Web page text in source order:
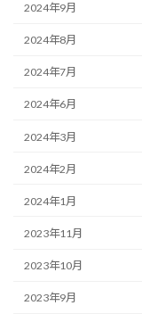
2024年9月
2024年8月
2024年7月
2024年6月
2024年3月
2024年2月
2024年1月
2023年11月
2023年10月
2023年9月